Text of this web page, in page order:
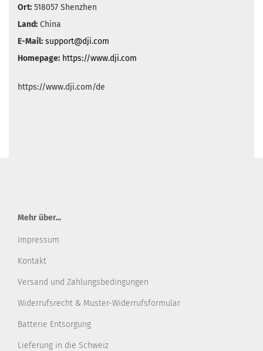
Ort: 518057 Shenzhen
Land: China
E-Mail: support@dji.com
Homepage: https://www.dji.com
https://www.dji.com/de
Mehr über...
Impressum
Kontakt
Versand und Zahlungsbedingungen
Widerrufsrecht & Muster-Widerrufsformular
Batterie Entsorgung
Lieferung in die Schweiz